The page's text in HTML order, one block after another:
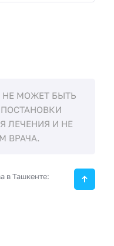
МОЖЕТ БЫТЬ
ЛЕЧЕНИЯ И НЕ
ВРАЧА.
в Ташкенте: